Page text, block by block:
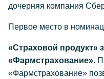
дочерняя компания
Первое место в
«Страховой продукт»
«Фармстрахование».
«Фармстрахование»